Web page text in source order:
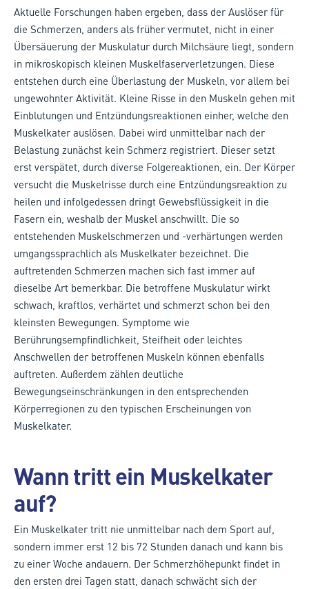
Aktuelle Forschungen haben ergeben, dass der Auslöser für
die Schmerzen, anders als früher vermutet, nicht in einer
Übersäuerung der Muskulatur durch Milchsäure liegt, sondern
in mikroskopisch kleinen Muskelfaserverletzungen. Diese
entstehen durch eine Überlastung der Muskeln, vor allem bei
ungewohnter Aktivität. Kleine Risse in den Muskeln gehen mit
Einblutungen und Entzündungsreaktionen einher, welche den
Muskelkater auslösen. Dabei wird unmittelbar nach der
Belastung zunächst kein Schmerz registriert. Dieser setzt
erst verspätet, durch diverse Folgereaktionen, ein. Der Körper
versucht die Muskelrisse durch eine Entzündungsreaktion zu
heilen und infolgedessen dringt Gewebsflüssigkeit in die
Fasern ein, weshalb der Muskel anschwillt. Die so
entstehenden Muskelschmerzen und -verhärtungen werden
umgangssprachlich als Muskelkater bezeichnet. Die
auftretenden Schmerzen machen sich fast immer auf
dieselbe Art bemerkbar. Die betroffene Muskulatur wirkt
schwach, kraftlos, verhärtet und schmerzt schon bei den
kleinsten Bewegungen. Symptome wie
Berührungsempfindlichkeit, Steifheit oder leichtes
Anschwellen der betroffenen Muskeln können ebenfalls
auftreten. Außerdem zählen deutliche
Bewegungseinschränkungen in den entsprechenden
Körperregionen zu den typischen Erscheinungen von
Muskelkater.
Wann tritt ein Muskelkater
auf?
Ein Muskelkater tritt nie unmittelbar nach dem Sport auf,
sondern immer erst 12 bis 72 Stunden danach und kann bis
zu einer Woche andauern. Der Schmerzhöhepunkt findet in
den ersten drei Tagen statt, danach schwächt sich der